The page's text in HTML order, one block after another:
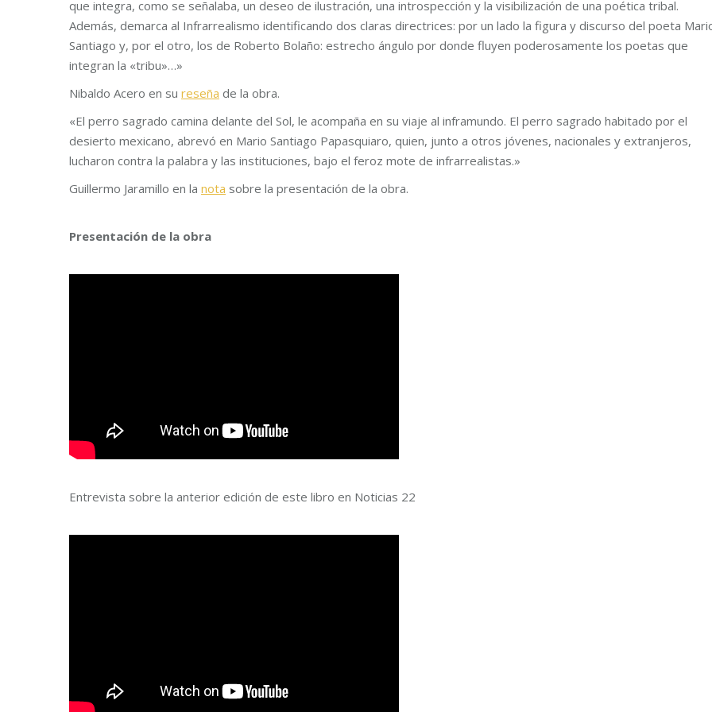
que integra, como se señalaba, un deseo de ilustración, una introspección y la visibilización de una poética tribal.
Además, demarca al Infrarrealismo identificando dos claras directrices: por un lado la figura y discurso del poeta
Santiago y, por el otro, los de Roberto Bolaño: estrecho ángulo por donde fluyen poderosamente los poetas que
integran la «tribu»…»
Nibaldo Acero en su reseña de la obra.
«El perro sagrado camina delante del Sol, le acompaña en su viaje al inframundo. El perro sagrado habitado por el
desierto mexicano, abrevó en Mario Santiago Papasquiaro, quien, junto a otros jóvenes, nacionales y extranjeros,
lucharon contra la palabra y las instituciones, bajo el feroz mote de infrarrealistas.»
Guillermo Jaramillo en la nota sobre la presentación de la obra.
Presentación de la obra
Entrevista sobre la anterior edición de este libro en Noticias 22